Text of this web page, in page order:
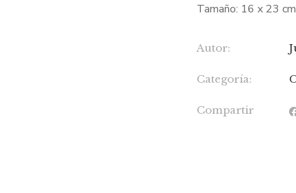
Tamaño: 16 x 23
Autor:
Categoría:
Compartir